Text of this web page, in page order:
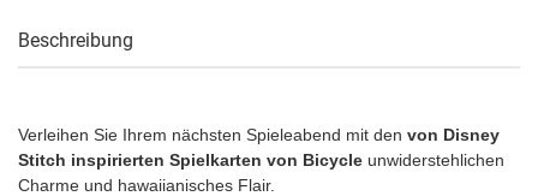
Beschreibung
Verleihen Sie Ihrem nächsten Spieleabend mit den von Disney
Stitch inspirierten Spielkarten von Bicycle unwiderstehlichen
Charme und hawaiianisches Flair.